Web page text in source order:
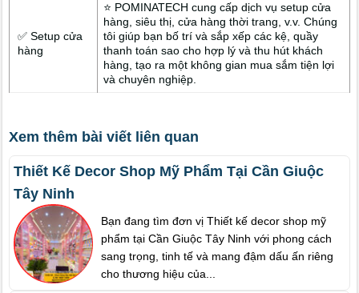
✅ Setup cửa
hàng
⭐ POMINATECH cung cấp dịch vụ setup cửa
hàng, siêu thị, cửa hàng thời trang, v.v. Chúng
tôi giúp bạn bố trí và sắp xếp các kệ, quầy
thanh toán sao cho hợp lý và thu hút khách
hàng, tạo ra một không gian mua sắm tiện lợi
và chuyên nghiệp.
Xem thêm bài viết liên quan
Thiết Kế Decor Shop Mỹ Phẩm Tại Cần Giuộc
Tây Ninh
Bạn đang tìm đơn vị Thiết kế decor shop mỹ
phẩm tại Cần Giuộc Tây Ninh với phong cách
sang trọng, tinh tế và mang đậm dấu ấn riêng
cho thương hiệu của...